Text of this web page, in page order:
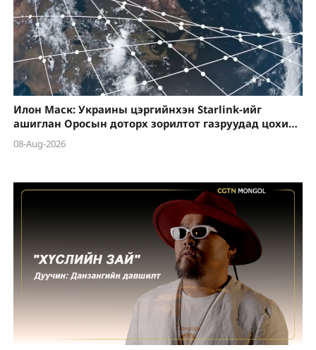
Илон Маск: Украины цэргийнхэн Starlink-ийг
ашиглан Оросын доторх зорилтот газруудад цохилт
өгөхийг зөвшөөрөхгүй
08-Aug-2026